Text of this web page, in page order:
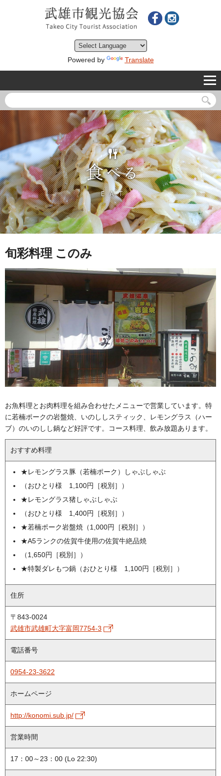
Powered by Translate
旬彩料理 このみ
お魚料理とお肉料理を組み合わせたメニューで営業しています。特
に若楠ポークの岩盤焼、いのししスティック、レモングラス（ハー
ブ）のいのしし鍋など好評です。コース料理、飲み放題あります。
おすすめ料理
★レモングラス豚（若楠ポーク）しゃぶしゃぶ
（おひとり様 1,100円［税別］）
★レモングラス猪しゃぶしゃぶ
（おひとり様 1,400円［税別］）
★若楠ポーク岩盤焼（1,000円［税別］）
★A5ランクの佐賀牛使用の佐賀牛絶品焼
（1,650円［税別］）
★特製ダレもつ鍋（おひとり様 1,100円［税別］）
住所
〒843-0024
武雄市武雄町大字富岡7754-3
電話番号
0954-23-3622
ホームページ
http://konomi.sub.jp/
営業時間
17：00～23：00 (Lo 22:30)